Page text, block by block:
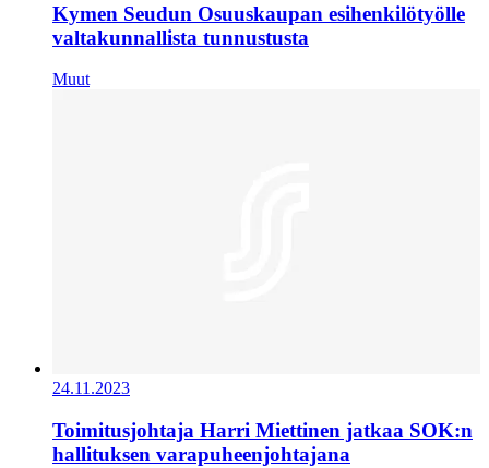
Kymen Seudun Osuuskaupan esihenkilötyölle
valtakunnallista tunnustusta
Muut
24.11.2023
Toimitusjohtaja Harri Miettinen jatkaa SOK:n
hallituksen varapuheenjohtajana